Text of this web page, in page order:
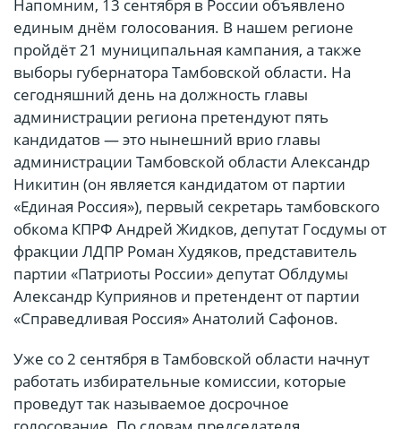
Напомним, 13 сентября в России объявлено
единым днём голосования. В нашем регионе
пройдёт 21 муниципальная кампания, а также
выборы губернатора Тамбовской области. На
сегодняшний день на должность главы
администрации региона претендуют пять
кандидатов — это нынешний врио главы
администрации Тамбовской области Александр
Никитин (он является кандидатом от партии
«Единая Россия»), первый секретарь тамбовского
обкома КПРФ Андрей Жидков, депутат Госдумы от
фракции ЛДПР Роман Худяков, представитель
партии «Патриоты России» депутат Облдумы
Александр Куприянов и претендент от партии
«Справедливая Россия» Анатолий Сафонов.
Уже со 2 сентября в Тамбовской области начнут
работать избирательные комиссии, которые
проведут так называемое досрочное